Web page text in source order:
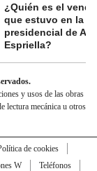
¿Quién es el
que estuvo en la
presidencial de
Espriella?
y usos de las obras
lectura mecánica u otros
de cookies
W
Teléfonos